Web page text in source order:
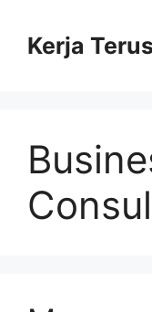
Kerja Terus